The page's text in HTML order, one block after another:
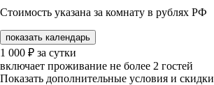
Стоимость указана за комнату в рублях РФ
показать календарь
1 000 ₽ за сутки
включает проживание не более 2 гостей
Показать дополнительные условия и скидки